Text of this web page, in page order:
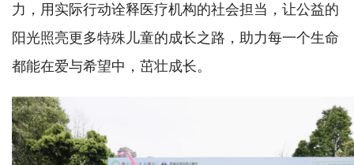
力，用实际行动诠释医疗机构的社会担当，让公益的
阳光照亮更多特殊儿童的成长之路，助力每一个生命
都能在爱与希望中，茁壮成长。